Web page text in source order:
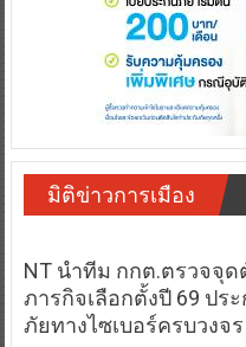
มิติข่าวการเมือง
NT นำทีม กกต.ตรวจจุด
ภารกิจเลือกตั้งปี 69 ปร
ภัยทางไซเบอร์ครบวงจร